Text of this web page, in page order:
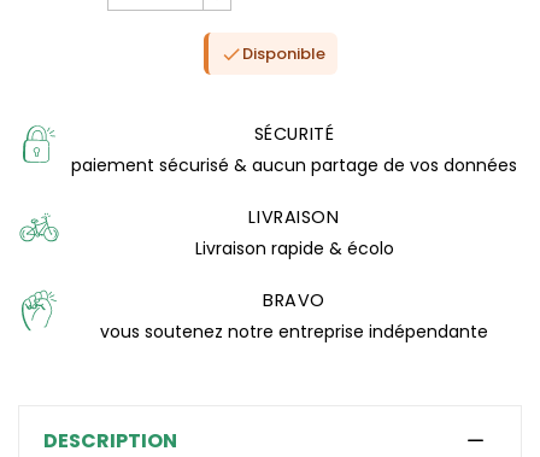
Disponible
SÉCURITÉ
paiement sécurisé & aucun partage de vos données
LIVRAISON
Livraison rapide & écolo
BRAVO
vous soutenez notre entreprise indépendante
DESCRIPTION